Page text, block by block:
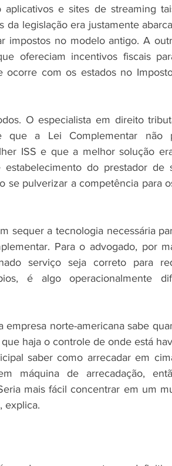
e sites de streaming
legislação era justamente
impostos no modelo antigo. A
ofereciam incentivos fiscais
ocorre com os estados no
O especialista em direito
que a Lei Complementar não
ISS e que a melhor solução
do prestador de
se pulverizar a competência para
sequer a tecnologia necessária
Para o advogado, por
serviço seja correto para
é algo operacionalmente
norte-americana sabe
haja o controle de onde está
saber como arrecadar em
máquina de arrecadação,
mais fácil concentrar em um
explica.